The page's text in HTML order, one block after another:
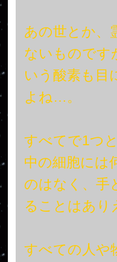
あの世とか、
ないものです
いう酸素も目
よね…。
すべてで1つ
中の細胞には
のはなく、手
ることはあり
すべての人や